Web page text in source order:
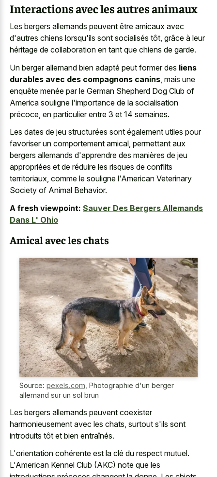
Interactions avec les autres animaux
Les bergers allemands peuvent être amicaux avec
d'autres chiens lorsqu'ils sont socialisés tôt, grâce à leur
héritage de collaboration en tant que chiens de garde.
Un berger allemand bien adapté peut former des liens
durables avec des compagnons canins , mais une
enquête menée par le German Shepherd Dog Club of
America souligne l'importance de la socialisation
précoce, en particulier entre 3 et 14 semaines.
Les dates de jeu structurées sont également utiles pour
favoriser un comportement amical, permettant aux
bergers allemands d'apprendre des manières de jeu
appropriées et de réduire les risques de conflits
territoriaux, comme le souligne l'American Veterinary
Society of Animal Behavior.
A fresh viewpoint: Sauver Des Bergers Allemands
Dans L' Ohio
Amical avec les chats
Source: pexels.com Photographie d'un berger
allemand sur un sol brun
Les bergers allemands peuvent coexister
harmonieusement avec les chats, surtout s'ils sont
introduits tôt et bien entraînés.
L'orientation cohérente est la clé du respect mutuel.
L'American Kennel Club (AKC) note que les